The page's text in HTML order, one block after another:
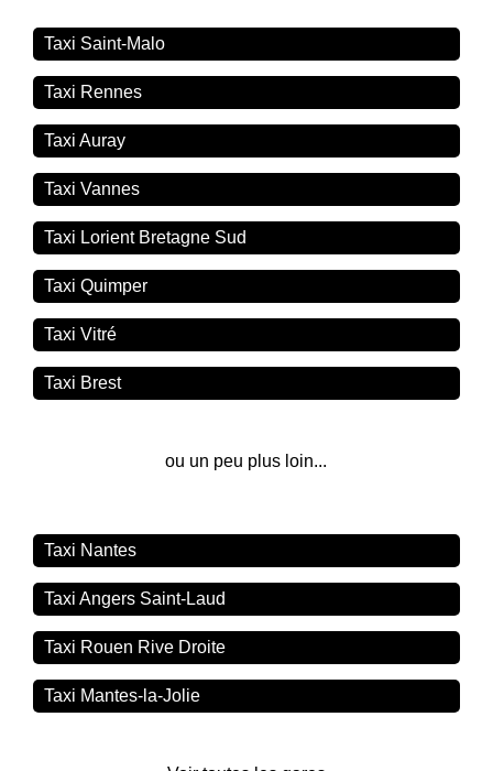
Taxi Saint-Malo
Taxi Rennes
Taxi Auray
Taxi Vannes
Taxi Lorient Bretagne Sud
Taxi Quimper
Taxi Vitré
Taxi Brest
ou un peu plus loin...
Taxi Nantes
Taxi Angers Saint-Laud
Taxi Rouen Rive Droite
Taxi Mantes-la-Jolie